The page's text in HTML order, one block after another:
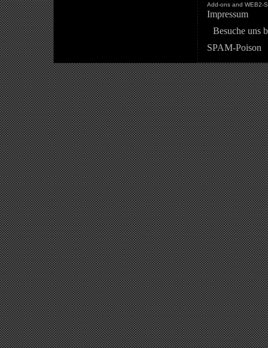
Add-ons and WEB2-
Impressum
Besuche uns
SPAM-Poison